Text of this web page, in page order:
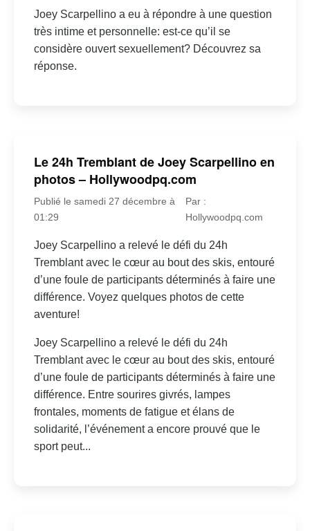
Joey Scarpellino a eu à répondre à une question
très intime et personnelle: est-ce qu’il se
considère ouvert sexuellement? Découvrez sa
réponse.
Le 24h Tremblant de Joey Scarpellino en
photos – Hollywoodpq.com
Publié le samedi 27 décembre à
01:29
Par :
Hollywoodpq.com
Joey Scarpellino a relevé le défi du 24h
Tremblant avec le cœur au bout des skis, entouré
d’une foule de participants déterminés à faire une
différence. Voyez quelques photos de cette
aventure!
Joey Scarpellino a relevé le défi du 24h
Tremblant avec le cœur au bout des skis, entouré
d’une foule de participants déterminés à faire une
différence. Entre sourires givrés, lampes
frontales, moments de fatigue et élans de
solidarité, l’événement a encore prouvé que le
sport peut...